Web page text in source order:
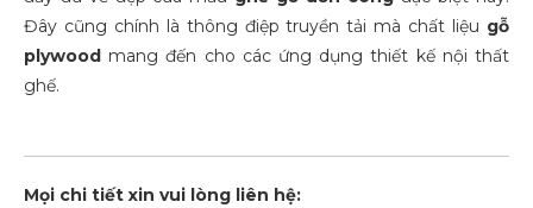
Đây cũng chính là thông điệp truyền tải mà chất liệu gỗ
plywood mang đến cho các ứng dụng thiết kế nội thất
ghế.
Mọi chi tiết xin vui lòng liên hệ: